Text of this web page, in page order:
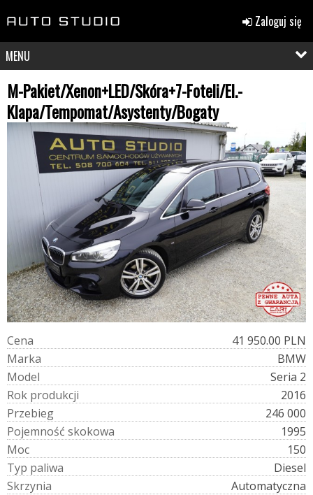
Zaloguj się
MENU
M-Pakiet/Xenon+LED/Skóra+7-Foteli/El.-
Klapa/Tempomat/Asystenty/Bogaty
Cena
41 950.00 PLN
Marka
BMW
Model
Seria 2
Rok produkcji
2016
Przebieg
246 000
Pojemność skokowa
1995
Moc
150
Typ paliwa
Diesel
Skrzynia
Automatyczna